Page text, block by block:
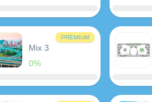
PREMIUM
Mix 3
0%